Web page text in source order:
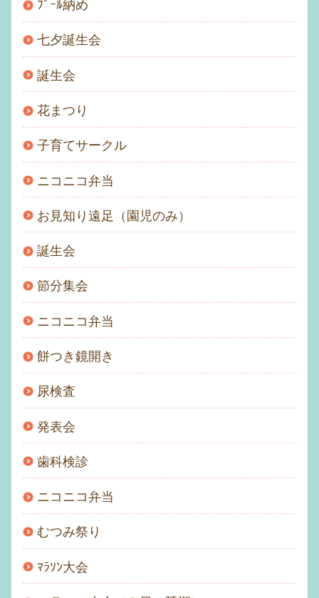
ﾌﾟｰﾙ納め
七夕誕生会
誕生会
花まつり
子育てサークル
ニコニコ弁当
お見知り遠足（園児のみ）
誕生会
節分集会
ニコニコ弁当
餅つき鏡開き
尿検査
発表会
歯科検診
ニコニコ弁当
むつみ祭り
ﾏﾗｿﾝ大会